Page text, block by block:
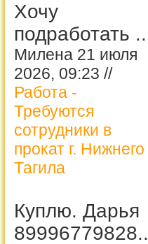
Хочу
подработать ..
Милена 21 июля
2026, 09:23 //
Работа -
Требуются
сотрудники в
прокат г. Нижнего
Тагила
Куплю. Дарья
89996779828..